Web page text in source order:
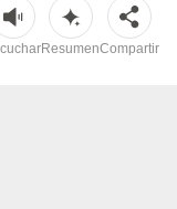
ResumenCompartir